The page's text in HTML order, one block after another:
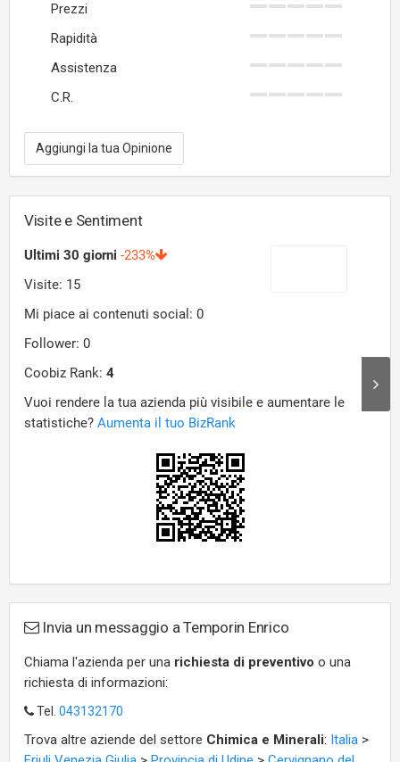
Prezzi
Rapidità
Assistenza
C.R.
Aggiungi la tua Opinione
Visite e Sentiment
Invia un messaggio a Temporin Enrico
Chiama l'azienda per una richiesta di preventivo o una
richiesta di informazioni:
Tel. 043132170
Trova altre aziende del settore Chimica e Minerali: Italia >